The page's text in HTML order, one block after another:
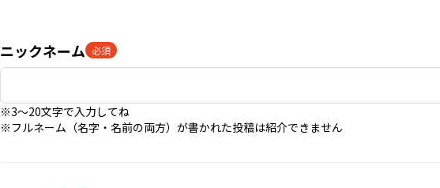
ニックネーム 必須
※3〜20文字で入力してね
※フルネーム（名字・名前の両方）が書かれた投稿は紹介できません